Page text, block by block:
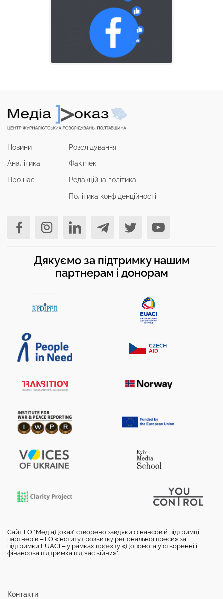
Новини
Аналітика
Про нас
Розслідування
Фактчек
Редакційна політика
Політика конфіденційності
Дякуємо за підтримку нашим
партнерам і донорам
Сайт ГО "МедіаДоказ" створено завдяки фінансовій підтримці
партнерів – ГО «Інститут розвитку регіональної преси» за
підтримки EUACI – у рамках проєкту «Допомога у створенні і
фінансова підтримка під час війни»".
Контакти